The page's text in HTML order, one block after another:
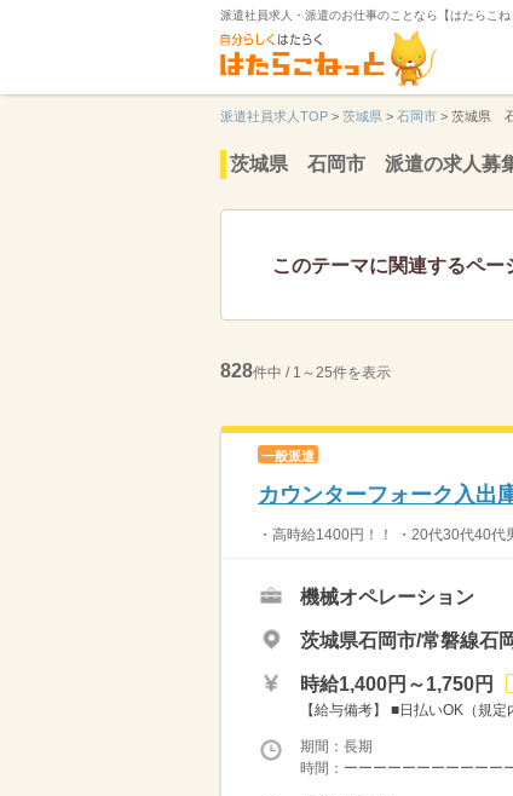
派遣社員求人・派遣のお仕事のことなら【はたらこね
派遣社員求人TOP > 茨城県 > 石岡市 > 茨城県
茨城県 石岡市 派遣の求人募
このテーマに関連するペー
828件中 / 1～25件を表示
一般派遣
カウンターフォーク入出
・高時給1400円！！ ・20代30代40
機械オペレーション
茨城県石岡市/常磐線石
時給1,400円～1,750円
【給与備考】 ■日払いOK（規
期間：長期
時間：ーーーーーーーーーーー